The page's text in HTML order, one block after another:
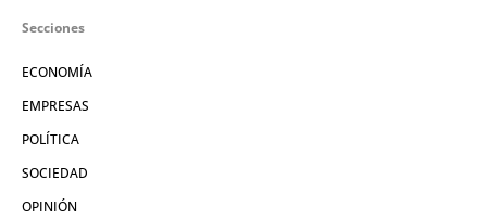
Secciones
ECONOMÍA
EMPRESAS
POLÍTICA
SOCIEDAD
OPINIÓN